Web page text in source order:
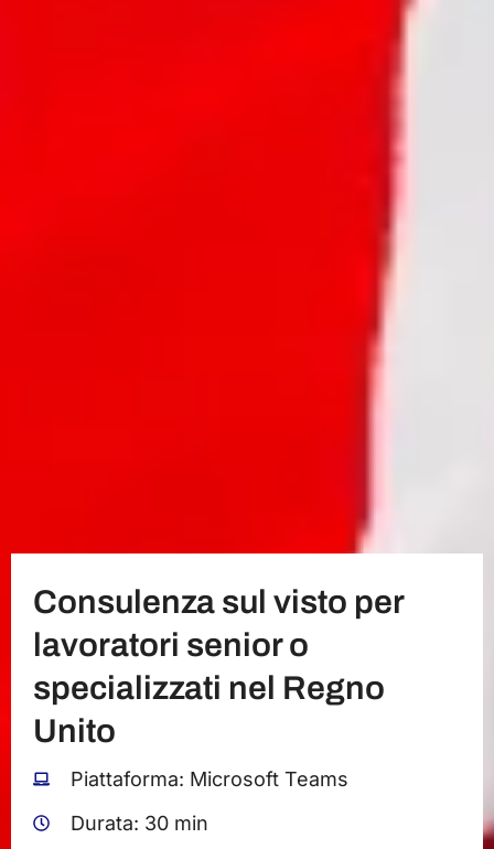
Consulenza sul visto per
lavoratori senior o
specializzati nel Regno
Unito
Piattaforma: Microsoft Teams
Durata: 30 min